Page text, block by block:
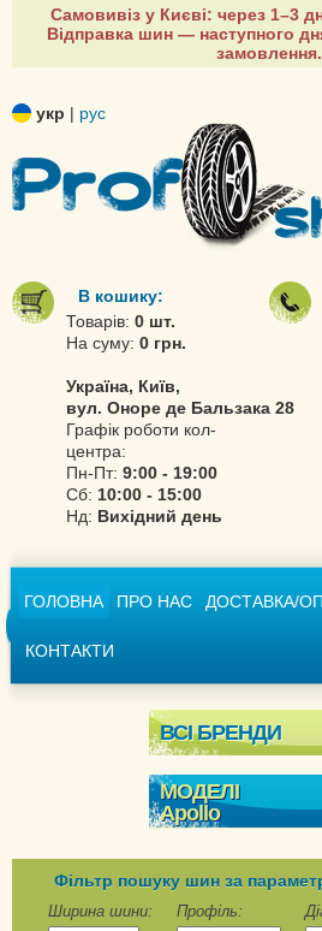
Самовивіз у Києві: через 1–3
Відправка шин — наступного
замовлення.
укр | рус
В кошику:
Товарів: 0 шт.
На суму: 0 грн.
Україна, Київ,
вул. Оноре де Бальзака 28
Графік роботи кол-
центра:
Пн-Пт: 9:00 - 19:00
Сб: 10:00 - 15:00
Нд: Вихідний день
ГОЛОВНА ПРО НАС ДОСТАВКА/
КОНТАКТИ
ВСІ БРЕНДИ
МОДЕЛІ
Apollo
Aspire XP
Фільтр пошуку шин за
Ширина шини: Профіль: